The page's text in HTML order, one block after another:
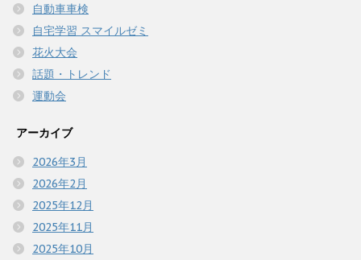
自動車車検
自宅学習 スマイルゼミ
花火大会
話題・トレンド
運動会
アーカイブ
2026年3月
2026年2月
2025年12月
2025年11月
2025年10月